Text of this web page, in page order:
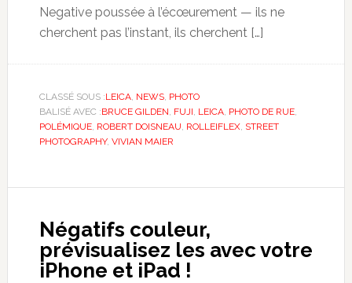
Negative poussée à l’écœurement — ils ne
cherchent pas l’instant, ils cherchent […]
CLASSÉ SOUS :LEICA, NEWS, PHOTO
BALISÉ AVEC :BRUCE GILDEN FUJI LEICA, PHOTO DE RUE,
POLÉMIQUE, ROBERT DOISNEAU ROLLEIFLEX, STREET
PHOTOGRAPHY, VIVIAN MAIER
Négatifs couleur,
prévisualisez les avec votre
iPhone et iPad !